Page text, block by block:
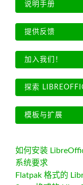
说明手册
提供反馈
加入我们！
探索
模板与扩展
如何安装
系统要求
Flatpak 格式的